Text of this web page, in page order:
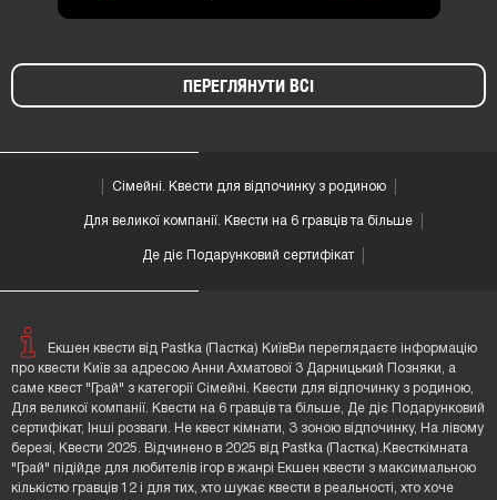
ПЕРЕГЛЯНУТИ ВСІ
Сімейні. Квести для відпочинку з родиною
Для великої компанії. Квести на 6 гравців та більше
Де діє Подарунковий сертифікат
Екшен квести від Pastka (Пастка) КиївВи переглядаєте інформацію
про квести Київ за адресою Анни Ахматової 3 Дарницький Позняки, а
саме квест "Грай" з категорії Сімейні. Квести для відпочинку з родиною,
Для великої компанії. Квести на 6 гравців та більше, Де діє Подарунковий
сертифікат, Інші розваги. Не квест кімнати, З зоною відпочинку, На лівому
березі, Квести 2025. Відчинено в 2025 від Pastka (Пастка).Квесткімната
"Грай" підійде для любителів ігор в жанрі Екшен квести з максимальною
кількістю гравців 12 і для тих, хто шукає квести в реальності, хто хоче